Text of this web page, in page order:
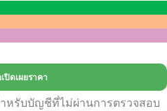
ปิดเผยราคา
หรับบัญชีที่ไม่ผ่านการตรวจสอบ